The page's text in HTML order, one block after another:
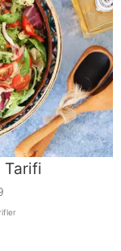
Tarifi